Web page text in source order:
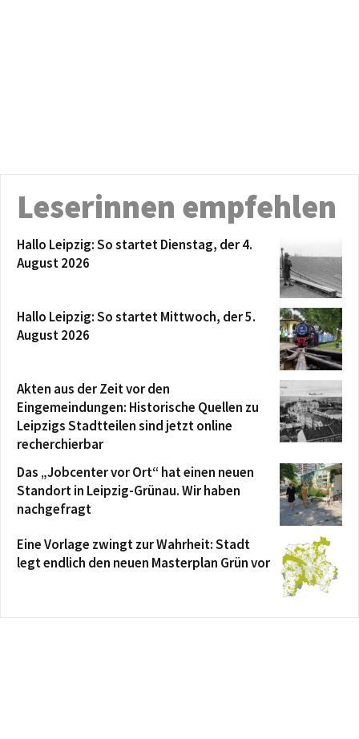
Leserinnen empfehlen
Hallo Leipzig: So startet Dienstag, der 4.
August 2026
Hallo Leipzig: So startet Mittwoch, der 5.
August 2026
Akten aus der Zeit vor den
Eingemeindungen: Historische Quellen zu
Leipzigs Stadtteilen sind jetzt online
recherchierbar
Das „Jobcenter vor Ort“ hat einen neuen
Standort in Leipzig-Grünau. Wir haben
nachgefragt
Eine Vorlage zwingt zur Wahrheit: Stadt
legt endlich den neuen Masterplan Grün vor